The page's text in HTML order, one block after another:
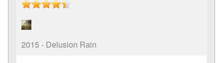
2015 - Delusion Rain